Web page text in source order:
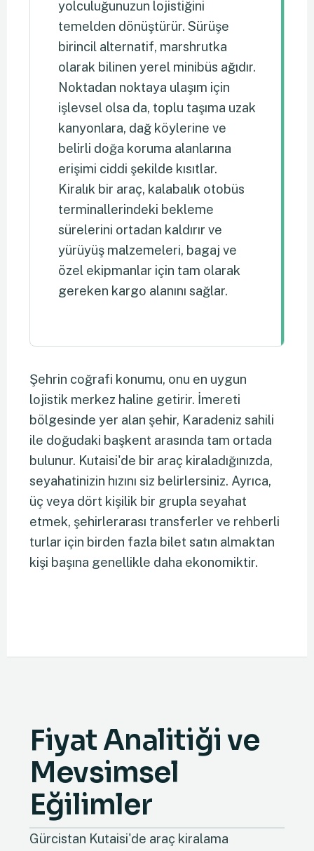
yolculuğunuzun lojistiğini
temelden dönüştürür. Sürüşe
birincil alternatif, marshrutka
olarak bilinen yerel minibüs ağıdır.
Noktadan noktaya ulaşım için
işlevsel olsa da, toplu taşıma uzak
kanyonlara, dağ köylerine ve
belirli doğa koruma alanlarına
erişimi ciddi şekilde kısıtlar.
Kiralık bir araç, kalabalık otobüs
terminallerindeki bekleme
sürelerini ortadan kaldırır ve
yürüyüş malzemeleri, bagaj ve
özel ekipmanlar için tam olarak
gereken kargo alanını sağlar.
Şehrin coğrafi konumu, onu en uygun
lojistik merkez haline getirir. İmereti
bölgesinde yer alan şehir, Karadeniz sahili
ile doğudaki başkent arasında tam ortada
bulunur. Kutaisi'de bir araç kiraladığınızda,
seyahatinizin hızını siz belirlersiniz. Ayrıca,
üç veya dört kişilik bir grupla seyahat
etmek, şehirlerarası transferler ve rehberli
turlar için birden fazla bilet satın almaktan
kişi başına genellikle daha ekonomiktir.
Fiyat Analitiği ve
Mevsimsel
Eğilimler
Gürcistan Kutaisi'de araç kiralama